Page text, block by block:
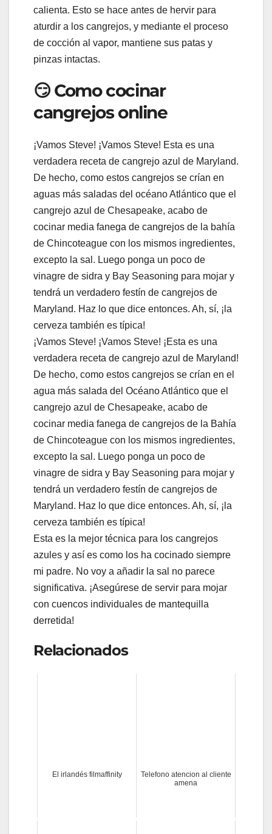
calienta. Esto se hace antes de hervir para
aturdir a los cangrejos, y mediante el proceso
de cocción al vapor, mantiene sus patas y
pinzas intactas.
😏 Como cocinar
cangrejos online
¡Vamos Steve! ¡Vamos Steve! Esta es una
verdadera receta de cangrejo azul de Maryland.
De hecho, como estos cangrejos se crían en
aguas más saladas del océano Atlántico que el
cangrejo azul de Chesapeake, acabo de
cocinar media fanega de cangrejos de la bahía
de Chincoteague con los mismos ingredientes,
excepto la sal. Luego ponga un poco de
vinagre de sidra y Bay Seasoning para mojar y
tendrá un verdadero festín de cangrejos de
Maryland. Haz lo que dice entonces. Ah, sí, ¡la
cerveza también es típica!
¡Vamos Steve! ¡Vamos Steve! ¡Esta es una
verdadera receta de cangrejo azul de Maryland!
De hecho, como estos cangrejos se crían en el
agua más salada del Océano Atlántico que el
cangrejo azul de Chesapeake, acabo de
cocinar media fanega de cangrejos de la Bahía
de Chincoteague con los mismos ingredientes,
excepto la sal. Luego ponga un poco de
vinagre de sidra y Bay Seasoning para mojar y
tendrá un verdadero festín de cangrejos de
Maryland. Haz lo que dice entonces. Ah, sí, ¡la
cerveza también es típica!
Esta es la mejor técnica para los cangrejos
azules y así es como los ha cocinado siempre
mi padre. No voy a añadir la sal no parece
significativa. ¡Asegúrese de servir para mojar
con cuencos individuales de mantequilla
derretida!
Relacionados
El irlandés filmaffinity
Telefono atencion al cliente
amena